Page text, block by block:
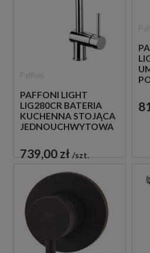
PAFFONI LIGHT
LIG280CR BATERIA
KUCHENNA STOJĄCA
JEDNOUCHWYTOWA
739,00 zł szt.